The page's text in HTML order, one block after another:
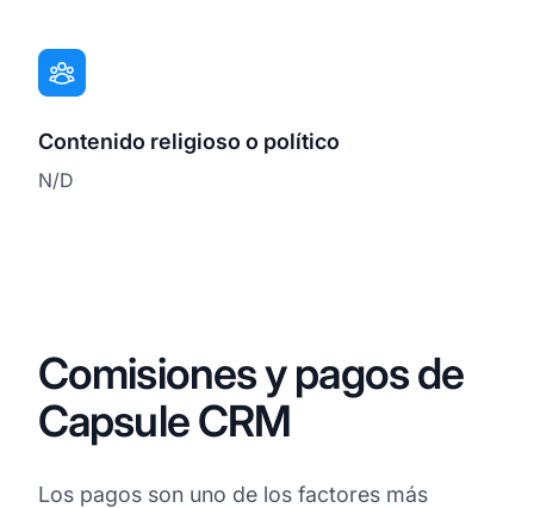
Contenido religioso o político
N/D
Comisiones y pagos de
Capsule CRM
Los pagos son uno de los factores más